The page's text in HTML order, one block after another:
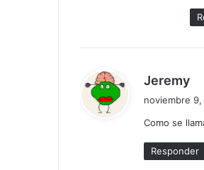
Jeremy
e
:
noviembre
Como se
Responder